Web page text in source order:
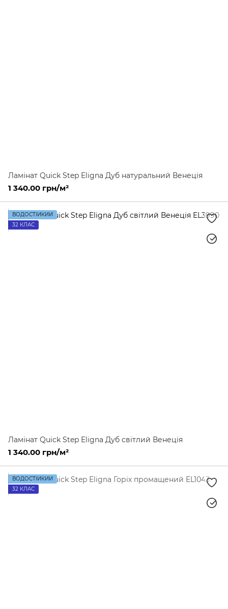
Ламінат Quick Step Eligna Дуб натуральний Венеція
1 340.00 грн/м²
ВОДОСТІЙКИЙ
32 КЛАС
Ламінат Quick Step Eligna Дуб світлий Венеція
1 340.00 грн/м²
ВОДОСТІЙКИЙ
32 КЛАС